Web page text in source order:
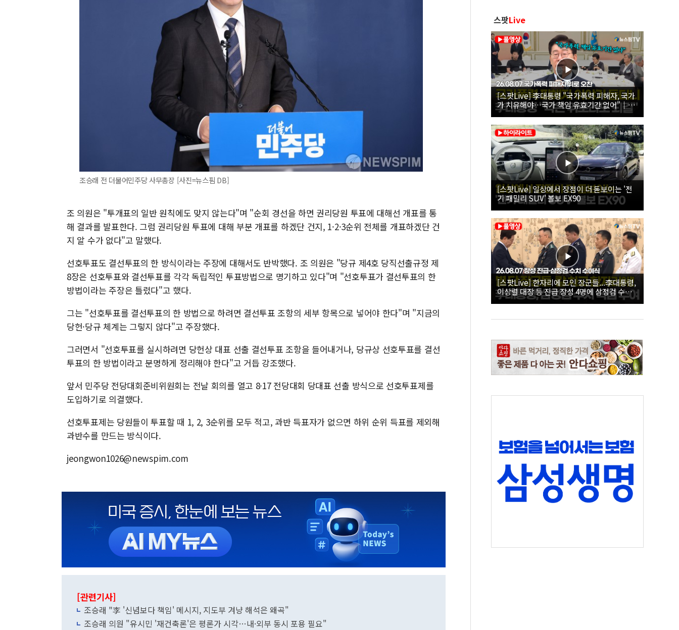
조승래 전 더불어민주당 사무총장 [사진=뉴스핌 DB]
조 의원은 "투개표의 일반 원칙에도 맞지 않는다"며 "순회 경선을 하면 권리당원 투표에 대해선 개표를 통
해 결과를 발표한다. 그럼 권리당원 투표에 대해 부분 개표를 하겠단 건지, 1·2·3순위 전체를 개표하겠단 건
지 알 수가 없다"고 말했다.
선호투표도 결선투표의 한 방식이라는 주장에 대해서도 반박했다. 조 의원은 "당규 제4호 당직선출규정 제
8장은 선호투표와 결선투표를 각각 독립적인 투표방법으로 명기하고 있다"며 "선호투표가 결선투표의 한
방법이라는 주장은 틀렸다"고 했다.
그는 "선호투표를 결선투표의 한 방법으로 하려면 결선투표 조항의 세부 항목으로 넣어야 한다"며 "지금의
당헌·당규 체계는 그렇지 않다"고 주장했다.
그러면서 "선호투표를 실시하려면 당헌상 대표 선출 결선투표 조항을 들어내거나, 당규상 선호투표를 결선
투표의 한 방법이라고 분명하게 정리해야 한다"고 거듭 강조했다.
앞서 민주당 전당대회준비위원회는 전날 회의를 열고 8·17 전당대회 당대표 선출 방식으로 선호투표제를
도입하기로 의결했다.
선호투표제는 당원들이 투표할 때 1, 2, 3순위를 모두 적고, 과반 득표자가 없으면 하위 순위 득표를 제외해
과반수를 만드는 방식이다.
jeongwon1026@newspim.com
[관련기사]
조승래 "李 '신념보다 책임' 메시지, 지도부 겨냥 해석은 왜곡"
조승래 의원 "유시민 '재건축론'은 평론가 시각…내·외부 동시 포용 필요"
스팟Live
[스팟Live] 李대통령 "국가폭력 피해자, 국가
가 치유해야…국가 책임 유효기간 없어"｜
26.08.07 국가폭력 피해자 위로 오찬
[스팟Live] 일상에서 장점이 더 돋보이는 '전
기 패밀리 SUV' 볼보 EX90
[스팟Live] 한자리에 모인 장군들...李대통령,
이상렬 대장 등 진급 장성 4명에 삼정검 수치
직접 수여｜26.08.07 장성 진급·삼정검 수치